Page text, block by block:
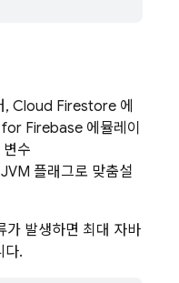
, Cloud Firestore 에
Firebase 에뮬레이
수
플래그로 맞춤설
가 발생하면 최대 자바
다.